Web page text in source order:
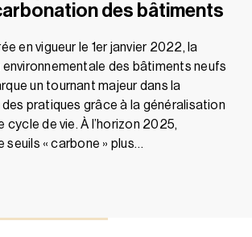
des bâtiments
en vigueur le 1er janvier 2022, la
des bâtiments neufs
un tournant majeur dans la
pratiques grâce à la généralisation
cycle de vie. À l’horizon 2025,
seuils « carbone » plus…